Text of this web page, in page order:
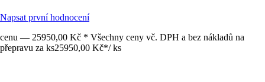
Napsat první hodnocení
cenu — 25950,00 Kč * Všechny ceny vč. DPH a bez nákladů na
přepravu za ks25950,00 Kč*/ ks